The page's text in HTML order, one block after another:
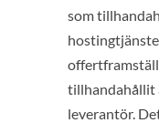
som
tillhandahållit
leverantör.